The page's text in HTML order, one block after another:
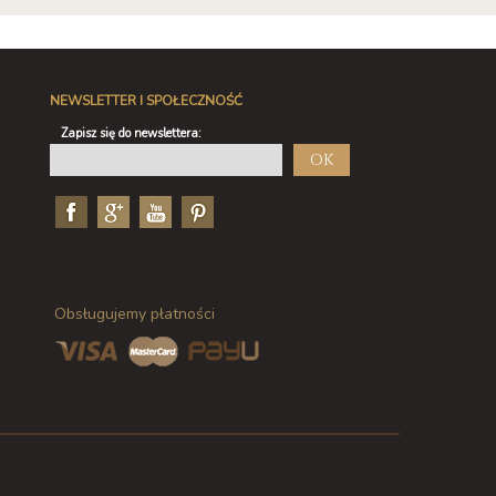
NEWSLETTER I SPOŁECZNOŚĆ
Zapisz się do newslettera:
OK
Obsługujemy płatności